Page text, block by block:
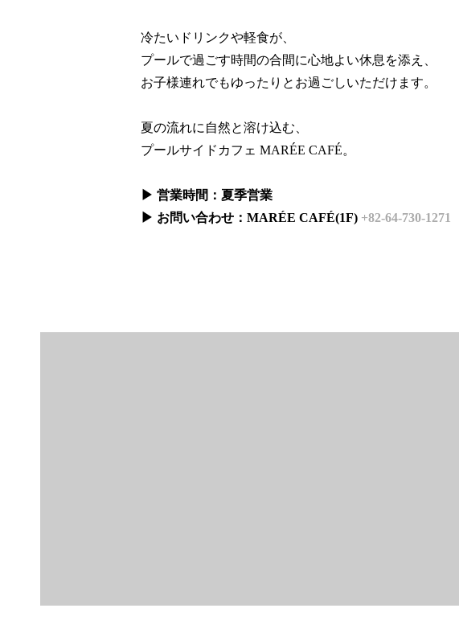
冷たいドリンクや軽食が、
プールで過ごす時間の合間に心地よい休息を添え、
お子様連れでもゆったりとお過ごしいただけます。
夏の流れに自然と溶け込む、
プールサイドカフェ MARÉE CAFÉ。
▶ 営業時間：夏季営業
▶ お問い合わせ：MARÉE CAFÉ(1F) +82-64-730-1271